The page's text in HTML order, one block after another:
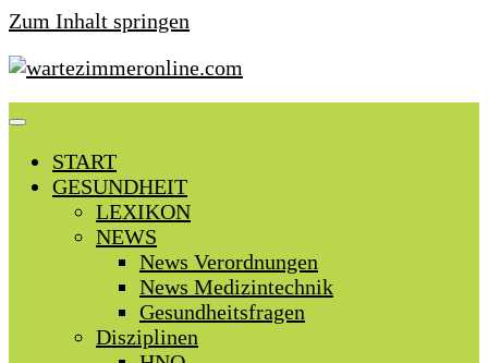
Zum Inhalt springen
START
GESUNDHEIT
LEXIKON
NEWS
News Verordnungen
News Medizintechnik
Gesundheitsfragen
Disziplinen